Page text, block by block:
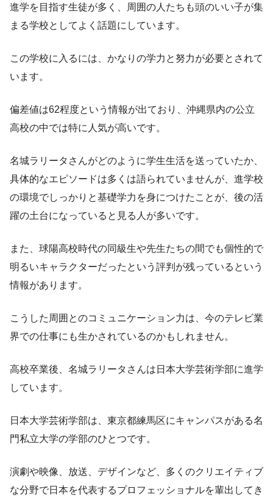
進学を目指す生徒が多く、周囲の人たちも頭のいい子が集
まる学校としてよく話題にしています。
この学校に入るには、かなりの学力と努力が必要とされて
います。
偏差値は62程度という情報が出ており、沖縄県内の公立
高校の中では特に人気が高いです。
名城ラリータさんがどのように学生生活を送っていたか、
具体的なエピソードは多くは語られていませんが、進学校
の環境でしっかりと基礎学力を身につけたことが、後の活
躍の土台になっていると見る人が多いです。
また、球陽高校時代の同級生や先生たちの間でも個性的で
明るいキャラクターだったという評判が残っているという
情報があります。
こうした周囲とのコミュニケーション力は、今のテレビ業
界での仕事にも生かされているのかもしれません。
高校卒業後、名城ラリータさんは日本大学芸術学部に進学
しています。
日本大学芸術学部は、東京都練馬区にキャンパスがある名
門私立大学の学部のひとつです。
演劇や映像、放送、デザインなど、多くのクリエイティブ
な分野で日本を代表するプロフェッショナルを輩出してき